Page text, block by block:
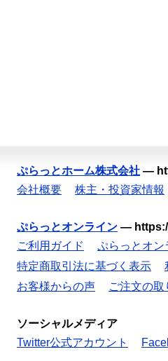
ぷらっとホーム株式会社 —
会社概要
株主・投資家情報
ぷらっとオンライン —
ご利用ガイド
ぷらっとオン
特定商取引法に基づく表示
お客様からの声
ご注文の取
ソーシャルメディア
Twitter公式アカウント